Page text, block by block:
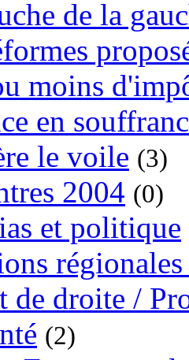
de la
moins
en
le voile (3)
2004 (0)
et politique
régionales
de droite /
(2)